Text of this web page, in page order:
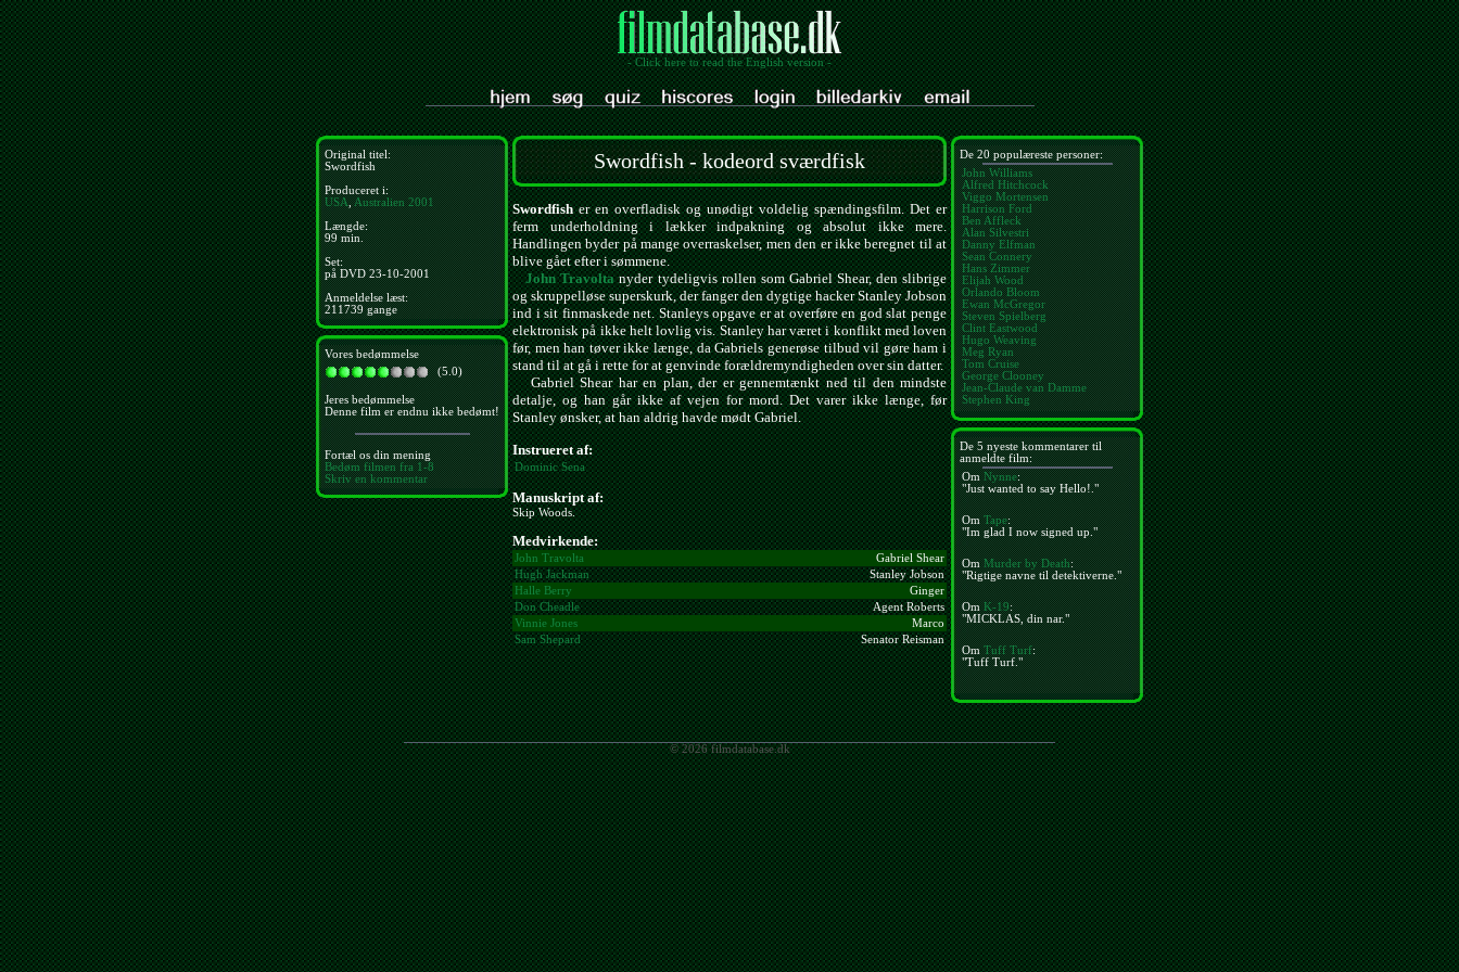
- Click here to read the English version -
Original titel:
Swordfish
Produceret i:
USA,Australien 2001
Længde:
99 min.
Set:
på DVD 23-10-2001
Anmeldelse læst:
211739 gange
Vores bedømmelse
(5.0)
Jeres bedømmelse
Denne film er endnu ikke bedømt!
Fortæl os din mening
Bedøm filmen fra 1-8
Skriv en kommentar
Swordfish - kodeord sværdfisk
Swordfisher en overfladisk og unødigt voldelig spændingsfilm. Det er
ferm underholdning i lækker indpakning og absolut ikke mere.
Handlingen byder på mange overraskelser, men den er ikke beregnet til at
blive gået efter i sømmene.
John Travoltanyder tydeligvis rollen som Gabriel Shear, den slibrige
og skruppelløse superskurk, der fanger den dygtige hacker Stanley Jobson
ind i sit finmaskede net. Stanleys opgave er at overføre en god slat penge
elektronisk på ikke helt lovlig vis. Stanley har været i konflikt med loven
før, men han tøver ikke længe, da Gabriels generøse tilbud vil gøre ham i
stand til at gå i rette for at genvinde forældremyndigheden over sin datter.
Gabriel Shear har en plan, der er gennemtænkt ned til den mindste
detalje, og han går ikke af vejen for mord. Det varer ikke længe, før
Stanley ønsker, at han aldrig havde mødt Gabriel.
Instrueret af:
Dominic Sena
Manuskript af:
Skip Woods.
Medvirkende:
John Travolta
Gabriel Shear
Hugh Jackman
Stanley Jobson
Halle Berry
Ginger
Don Cheadle
Agent Roberts
Vinnie Jones
Marco
Sam Shepard
Senator Reisman
De 20 populæreste personer:
John Williams
Alfred Hitchcock
Viggo Mortensen
Harrison Ford
Ben Affleck
Alan Silvestri
Danny Elfman
Sean Connery
Hans Zimmer
Elijah Wood
Orlando Bloom
Ewan McGregor
Steven Spielberg
Clint Eastwood
Hugo Weaving
Meg Ryan
Tom Cruise
George Clooney
Jean-Claude van Damme
Stephen King
De 5 nyeste kommentarer til
anmeldte film:
OmNynne:
"Just wanted to say Hello!."
OmTape:
"Im glad I now signed up."
OmMurder by Death:
"Rigtige navne til detektiverne."
OmK-19:
"MICKLAS, din nar."
OmTuff Turf:
"Tuff Turf."
© 2026 filmdatabase.dk